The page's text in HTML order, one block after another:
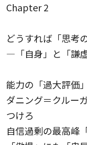
Chapter 2
どうすれば「思考
—「自身」と「謙
能力の「過大評価
ダニング＝クルー
つけろ
自信過剰の最高峰